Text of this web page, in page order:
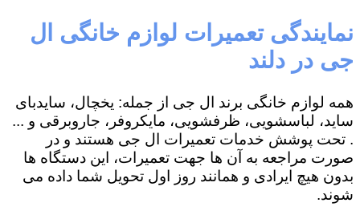
نمایندگی تعمیرات لوازم خانگی ال
جی در دلند
همه لوازم خانگی برند ال جی از جمله: یخچال، سایدبای
ساید، لباسشویی، ظرفشویی، مایکروفر، جاروبرقی و ...
. تحت پوشش خدمات تعمیرات ال جی هستند و در
صورت مراجعه به آن ها جهت تعمیرات، این دستگاه ها
بدون هیچ ایرادی و همانند روز اول تحویل شما داده می
شوند.